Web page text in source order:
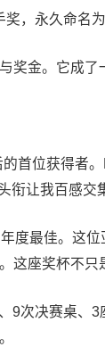
，永久命名
奖金。它成了
首位获得者
衔让我百感
度最佳。这
这座奖杯不
9次决赛桌、